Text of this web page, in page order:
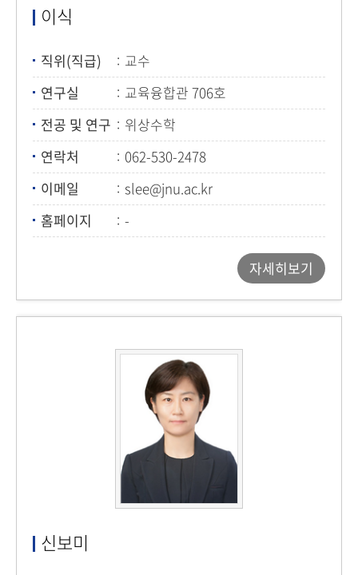
이식
직위(직급)
교수
연구실
교육융합관 706호
전공 및 연구
위상수학
연락처
062-530-2478
이메일
slee@jnu.ac.kr
홈페이지
-
자세히보기
신보미